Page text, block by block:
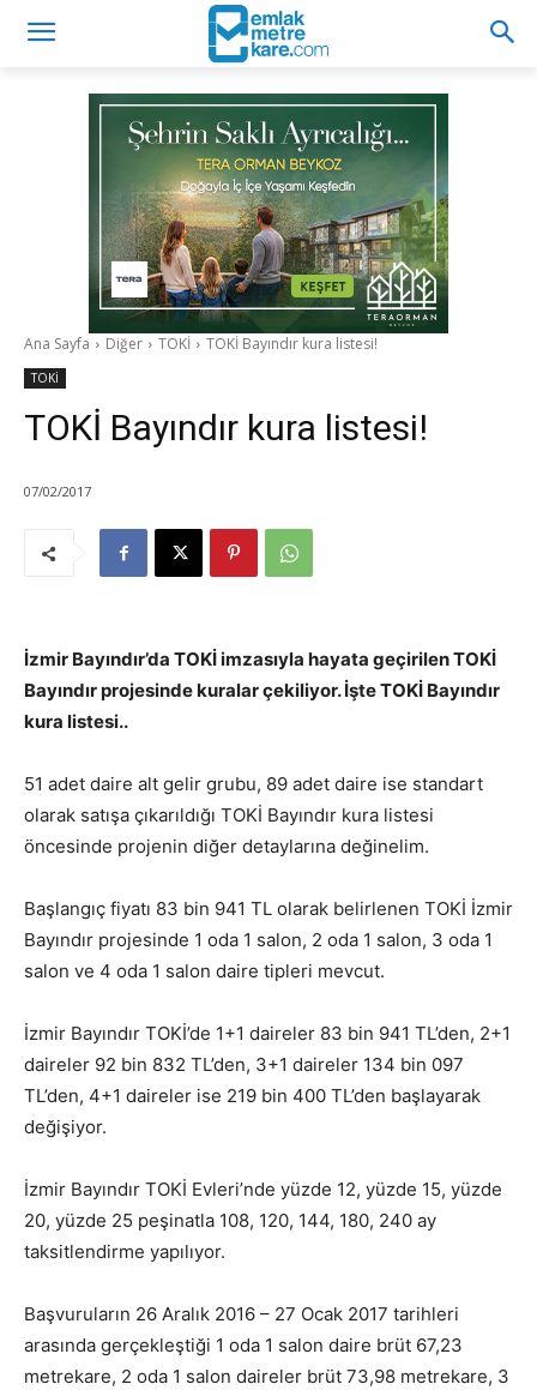
Ana Sayfa Diğer TOKİ TOKİ Bayındır kura listesi!
TOKİ
TOKİ Bayındır kura listesi!
07/02/2017
İzmir Bayındır’da TOKİ imzasıyla hayata geçirilen TOKİ
Bayındır projesinde kuralar çekiliyor. İşte TOKİ Bayındır
kura listesi..
51 adet daire alt gelir grubu, 89 adet daire ise standart
olarak satışa çıkarıldığı TOKİ Bayındır kura listesi
öncesinde projenin diğer detaylarına değinelim.
Başlangıç fiyatı 83 bin 941 TL olarak belirlenen TOKİ İzmir
Bayındır projesinde 1 oda 1 salon, 2 oda 1 salon, 3 oda 1
salon ve 4 oda 1 salon daire tipleri mevcut.
İzmir Bayındır TOKİ’de 1+1 daireler 83 bin 941 TL’den, 2+1
daireler 92 bin 832 TL’den, 3+1 daireler 134 bin 097
TL’den, 4+1 daireler ise 219 bin 400 TL’den başlayarak
değişiyor.
İzmir Bayındır TOKİ Evleri’nde yüzde 12, yüzde 15, yüzde
20, yüzde 25 peşinatla 108, 120, 144, 180, 240 ay
taksitlendirme yapılıyor.
Başvuruların 26 Aralık 2016 – 27 Ocak 2017 tarihleri
arasında gerçekleştiği 1 oda 1 salon daire brüt 67,23
metrekare, 2 oda 1 salon daireler brüt 73,98 metrekare, 3